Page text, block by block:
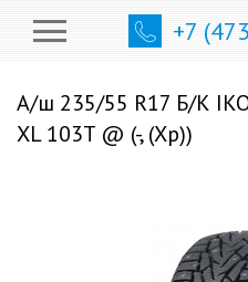
+7
А/ш 235/55 R17 Б/К
XL 103T @ (-, (Хр))